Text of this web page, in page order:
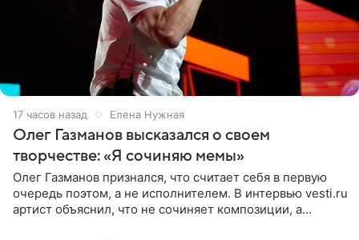
17 часов назад Елена Нужная
Олег Газманов высказался о своем
творчестве: «Я сочиняю мемы»
Олег Газманов признался, что считает себя в первую
очередь поэтом, а не исполнителем. В интервью vesti.ru
артист объяснил, что не сочиняет композиции, а